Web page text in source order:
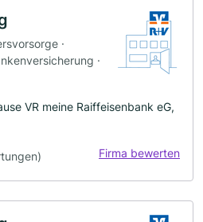
·
·
VR meine Raiffeisenbank eG,
Firma bewerten